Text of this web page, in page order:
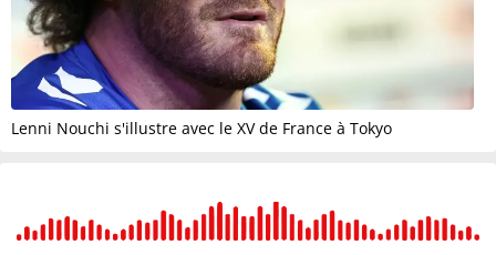
Lenni Nouchi s'illustre avec le XV de France à Tokyo